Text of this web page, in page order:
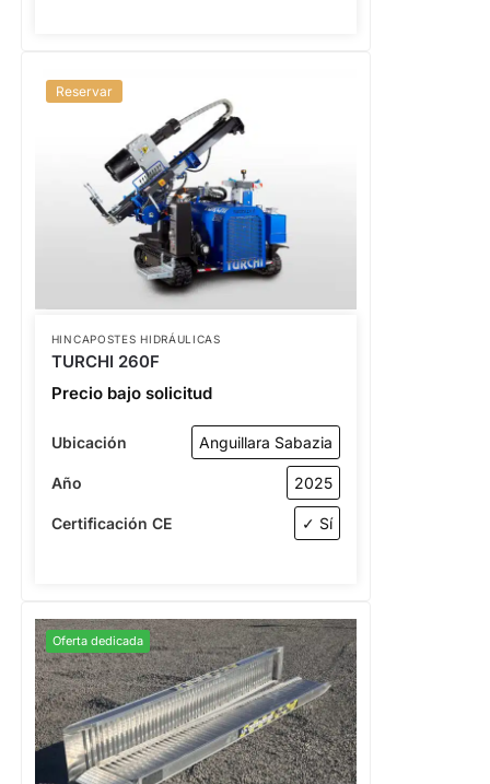
Reservar
HINCAPOSTES HIDRÁULICAS
TURCHI 260F
Precio bajo solicitud
Ubicación Anguillara Sabazia
Año 2025
Certificación CE ✓ Sí
Oferta dedicada